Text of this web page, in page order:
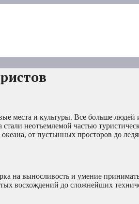
места и культуры. Все больше
неотъемлемой частью
от пустынных просторов до
на выносливость и умение
восхождений до сложнейших